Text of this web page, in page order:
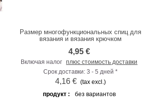
К сравнению
Размер многофункциональных спиц для
вязания и вязания крючком
4,95 €
Включая налог плюс стоимость доставки
Срок доставки: 3 - 5 дней *
4,16 € (tax excl.)
продукт :
без вариантов